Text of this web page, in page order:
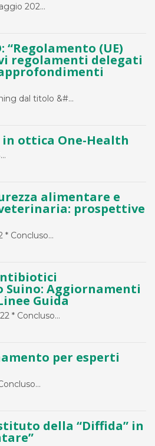
202...
“Regolamento (UE)
regolamenti delegati
dal titolo &#...
ottica One-Health
alimentare e
prospettive
* Concluso...
Suino: Aggiornamenti
Guida
* Concluso...
per esperti
della “Diffida” in